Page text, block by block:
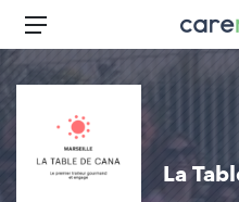
Aller
contenu
principal
Le
média
de
Menu
La